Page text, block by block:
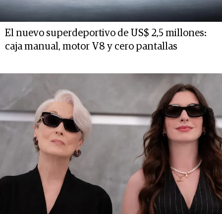
El nuevo superdeportivo de US$ 2,5 millones:
caja manual, motor V8 y cero pantallas